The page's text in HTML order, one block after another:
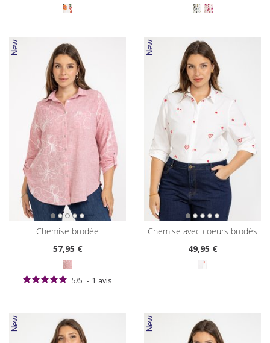
chemise brodée
57,95 €
5/5 - 1 avis
chemise avec coeurs brodés
49,95 €